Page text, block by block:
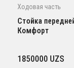
Ходовая часть
Стойка
Комфорт
1850000 UZS